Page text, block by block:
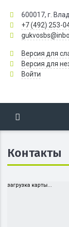
600017, г.
+7 (492) 253-
Версия для
Версия для
Войти
Контакты
загрузка карты...